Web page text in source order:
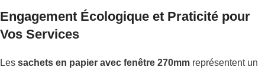
Engagement Écologique et Praticité pour
Vos Services
Les sachets en papier avec fenêtre 270mm représentent un